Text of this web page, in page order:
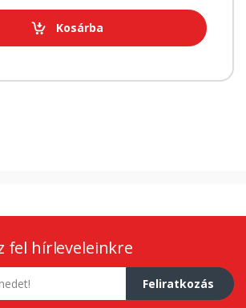
Kosárba
fel hírleveleinkre
Feliratkozás